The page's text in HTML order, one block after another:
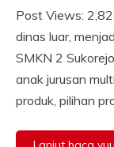
Post Views:
dinas luar,
SMKN 2
anak jurusan
produk, pilihan